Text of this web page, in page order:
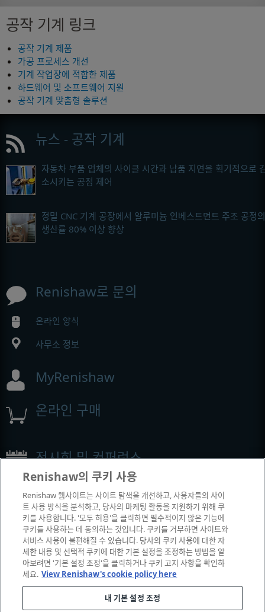
공작 기계 링크
공작 기계 제품
가공 프로세스 개선
기계 작업장에 적합한 제품
하드웨어 및 소프트웨어 지원
공작 기계 맞춤형 솔루션
뉴스 - 공작 기계
자동차 부품 업체의 사이클 시간과 납품 지연을 획기적으로
소시키는 공정 제어
정밀 CNC 기계 공장에서 알루미늄 인베스트먼트 주조 공정의
생산률 80% 이상 향상
Renishaw로 문의
온라인 양식
사무소 정보
MyRenishaw
온라인 구매
전시회 및 컨퍼런스
Renishaw에서 참석하는 이벤트
Renishaw의 쿠키 사용
Renishaw 웹사이트는 사이트 탐색을 개선하고, 사용자들의 사이
트 사용 방식을 분석하고, 당사의 마케팅 활동을 지원하기 위해 쿠
키를 사용합니다. '모두 허용'을 클릭하면 필수적이지 않은 기능에
쿠키를 사용하는 데 동의하는 것입니다. 쿠키를 거부하면 사이트와
서비스 사용이 불편해질 수 있습니다. 당사의 쿠키 사용에 대한 자
세한 내용 및 선택적 쿠키에 대한 기본 설정을 조정하는 방법을 알
아보려면 '기본 설정 조정'을 클릭하거나 쿠키 고지 사항을 확인하
세요. View Renishaw's cookie policy here
내 기본 설정 조정